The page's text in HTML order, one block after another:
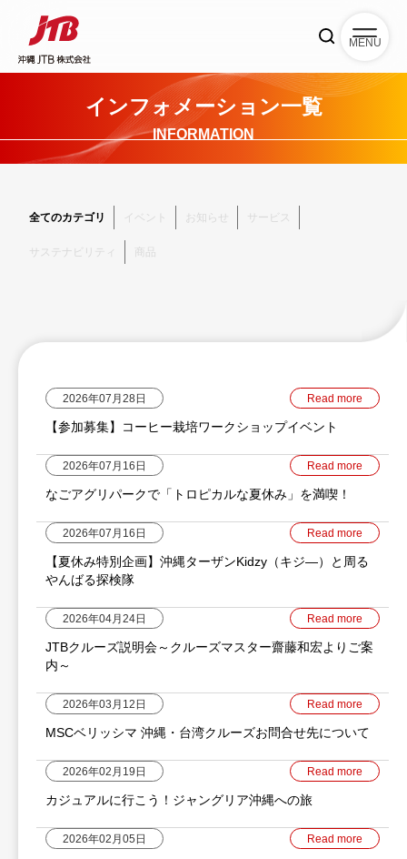
MENU
インフォメーション一覧
INFORMATION
全てのカテゴリ イベント お知らせ サービス
サステナビリティ 商品
2026年07月28日 Read more
【参加募集】コーヒー栽培ワークショップイベント
2026年07月16日 Read more
なごアグリパークで「トロピカルな夏休み」を満喫！
2026年07月16日 Read more
【夏休み特別企画】沖縄ターザンKidzy（キジ―）と周る
やんばる探検隊
2026年04月24日 Read more
JTBクルーズ説明会～クルーズマスター齋藤和宏よりご案
内～
2026年03月12日 Read more
MSCベリッシマ 沖縄・台湾クルーズお問合せ先について
2026年02月19日 Read more
カジュアルに行こう！ジャングリア沖縄への旅
2026年02月05日 Read more